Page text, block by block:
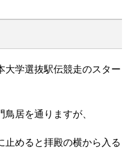
大学選抜駅伝競走のスター
居を通りますが、
止めると拝殿の横から入る